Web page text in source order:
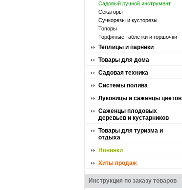
Садовый ручной инструмент
Секаторы
Сучкорезы и кусторезы
Топоры
Торфяные таблетки и горшочки
Теплицы и парники
Товары для дома
Садовая техника
Системы полива
Луковицы и саженцы цветов
Саженцы плодовых
деревьев и кустарников
Товары для туризма и
отдыха
Новинки
Хиты продаж
Инструкция по заказу товаров